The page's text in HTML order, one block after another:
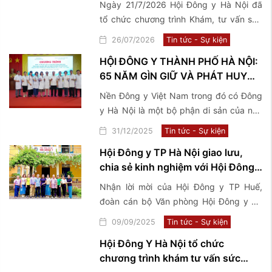
binh, bệnh binh, thân nhân, gia
đình Liệt sĩ và người có công với
cách mạng tại 2 xã Phúc Sơn và ...
Ngày 21/7/2026 Hội Đông y Hà Nội đã
tổ chức chương trình Khám, tư vấn sức
khoẻ và tặng quà thương binh, bệnh
binh, thân nhân, gia đình Liệt sĩ và người
có công với cách mạng tại 2 xã Phúc
Sơn và Phú Nghĩa
26/07/2026 Tin tức - Sự kiện
HỘI ĐÔNG Y THÀNH PHỐ HÀ NỘI:
65 NĂM GÌN GIỮ VÀ PHÁT HUY
TINH HOA Y HỌC CỔ TRUYỀN
VIỆT NAM
Nền Đông y Việt Nam trong đó có Đông
y Hà Nội là một bộ phận di sản của nền
văn hoá Việt Nam, có lịch sử phát triển
hàng ngàn năm cùng với tiến trình lịch
sử của dân tộc.
31/12/2025 Tin tức - Sự kiện
Hội Đông y TP Hà Nội giao lưu,
chia sẻ kinh nghiệm với Hội Đông y
TP Huế
Nhận lời mời của Hội Đông y TP Huế,
đoàn cán bộ Văn phòng Hội Đông y TP
Hà Nội đã có chuyến công tác, giao lưu,
chia sẻ kinh nghiệm về mô hình tổ chức
hoạt động Hội và tham quan một số
Phòng chẩn trị tiêu biểu tại TP Huế
09/09/2025 Tin tức - Sự kiện
Hội Đông Y Hà Nội tổ chức
chương trình khám tư vấn sức